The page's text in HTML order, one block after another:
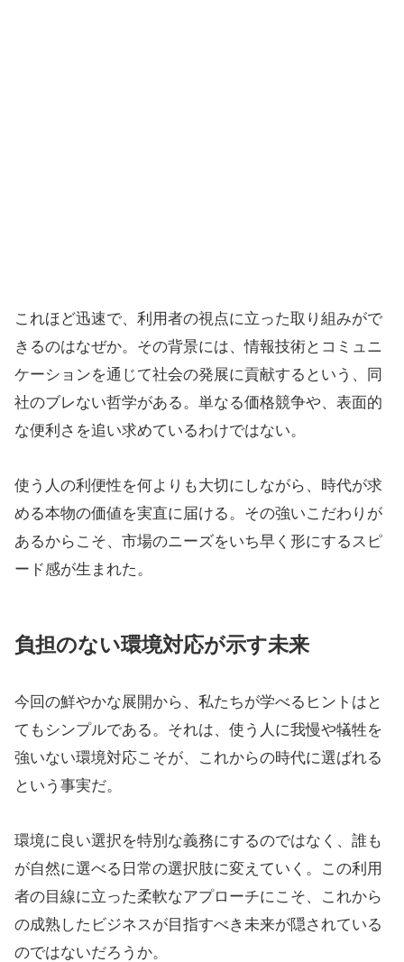
これほど迅速で、利用者の視点に立った取り組みがで
きるのはなぜか。その背景には、情報技術とコミュニ
ケーションを通じて社会の発展に貢献するという、同
社のブレない哲学がある。単なる価格競争や、表面的
な便利さを追い求めているわけではない。
使う人の利便性を何よりも大切にしながら、時代が求
める本物の価値を実直に届ける。その強いこだわりが
あるからこそ、市場のニーズをいち早く形にするスピ
ード感が生まれた。
負担のない環境対応が示す未来
今回の鮮やかな展開から、私たちが学べるヒントはと
てもシンプルである。それは、使う人に我慢や犠牲を
強いない環境対応こそが、これからの時代に選ばれる
という事実だ。
環境に良い選択を特別な義務にするのではなく、誰も
が自然に選べる日常の選択肢に変えていく。この利用
者の目線に立った柔軟なアプローチにこそ、これから
の成熟したビジネスが目指すべき未来が隠されている
のではないだろうか。